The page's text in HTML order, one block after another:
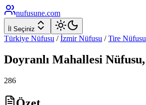
nufusune.com
İl Seçiniz
Türkiye Nüfusu / İzmirNüfusu / Tire Nüfusu
Doyranlı Mahallesi Nüfusu,
286